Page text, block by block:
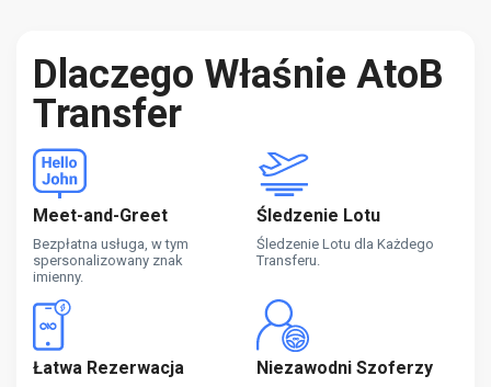
Dlaczego Właśnie AtoB
Transfer
Meet-and-Greet
Bezpłatna usługa, w tym
spersonalizowany znak
imienny.
Śledzenie Lotu
Śledzenie Lotu dla Każdego
Transferu.
Łatwa Rezerwacja Niezawodni Szoferzy